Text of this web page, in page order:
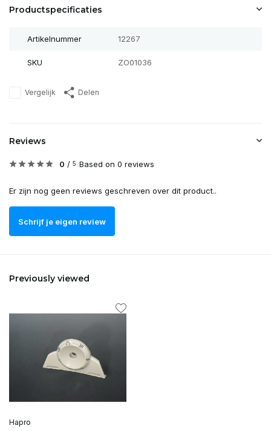
Productspecificaties
Artikelnummer 12267
SKU ZO01036
Vergelijk Delen
Reviews
0 / 5 Based on 0 reviews
Er zijn nog geen reviews geschreven over dit product..
Schrijf je eigen review
Previously viewed
Hapro